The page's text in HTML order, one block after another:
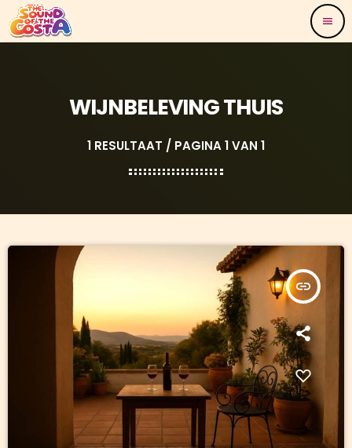
menu
WIJNBELEVING THUIS
1 RESULTAAT / PAGINA 1 VAN 1
insert_link